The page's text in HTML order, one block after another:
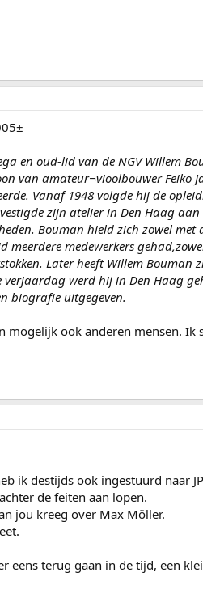
en oud-lid van de NGV Willem
van amateur¬vioolbouwer Feiko
Vanaf 1948 volgde hij de
zijn atelier in Den Haag
Bouman hield zich zowel
medewerkers
Later heeft Willem Bouman
werd hij in Den Haag
biografie uitgegeven.
mogelijk ook anderen mensen. Ik
ik destijds ook ingestuurd naar
de feiten aan lopen.
jou kreeg over Max Möller.
eens terug gaan in de tijd, een